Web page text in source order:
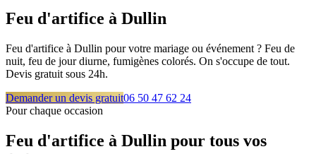
Feu d'artifice à Dullin
Feu d'artifice à Dullin pour votre mariage ou événement ? Feu de
nuit, feu de jour diurne, fumigènes colorés. On s'occupe de tout.
Devis gratuit sous 24h.
Demander un devis gratuit06 50 47 62 24
Pour chaque occasion
Feu d'artifice à Dullin pour tous vos